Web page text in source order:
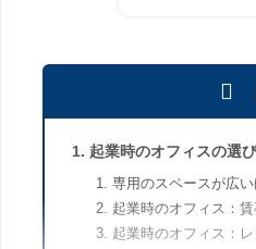
起業時のオフィスの選
専用のスペースが広
起業時のオフィス：
起業時のオフィス：